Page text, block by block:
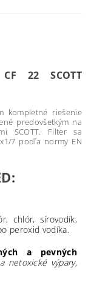
CF 22 SCOTT
kompletné riešenie
predovšetkým na
SCOTT. Filter sa
7 podľa normy EN
chlór, sírovodík,
peroxid vodíka.
a pevných
netoxické výpary,